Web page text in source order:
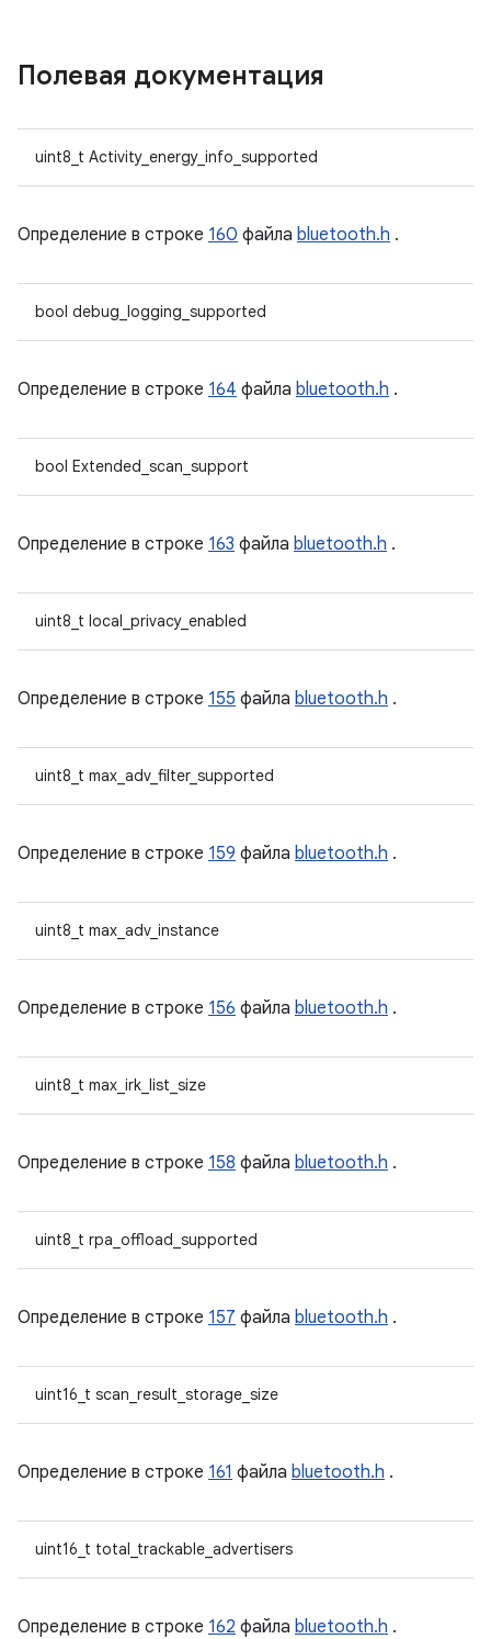
Полевая документация
uint8_t Activity_energy_info_supported
Определение в строке 160 файла bluetooth.h .
bool debug_logging_supported
Определение в строке 164 файла bluetooth.h .
bool Extended_scan_support
Определение в строке 163 файла bluetooth.h .
uint8_t local_privacy_enabled
Определение в строке 155 файла bluetooth.h .
uint8_t max_adv_filter_supported
Определение в строке 159 файла bluetooth.h .
uint8_t max_adv_instance
Определение в строке 156 файла bluetooth.h .
uint8_t max_irk_list_size
Определение в строке 158 файла bluetooth.h .
uint8_t rpa_offload_supported
Определение в строке 157 файла bluetooth.h .
uint16_t scan_result_storage_size
Определение в строке 161 файла bluetooth.h .
uint16_t total_trackable_advertisers
Определение в строке 162 файла bluetooth.h .